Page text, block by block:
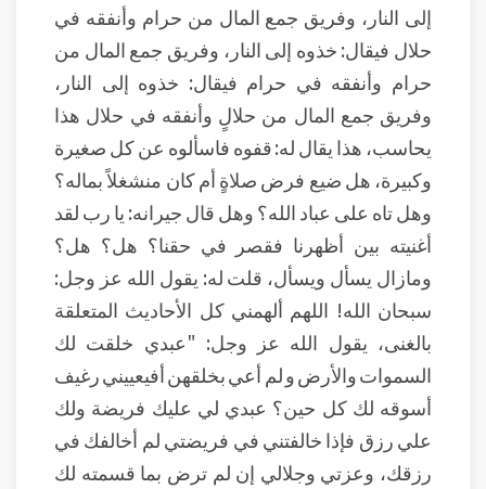
إلى النار، وفريق جمع المال من حرام وأنفقه في
حلال فيقال: خذوه إلى النار، وفريق جمع المال من
حرام وأنفقه في حرام فيقال: خذوه إلى النار،
وفريق جمع المال من حلالٍ وأنفقه في حلال هذا
يحاسب، هذا يقال له: قفوه فاسألوه عن كل صغيرة
وكبيرة، هل ضيع فرض صلاةٍ أم كان منشغلاً بماله؟
وهل تاه على عباد الله؟ وهل قال جيرانه: يا رب لقد
أغنيته بين أظهرنا فقصر في حقنا؟ هل؟ هل؟
ومازال يسأل ويسأل، قلت له: يقول الله عز وجل:
سبحان الله! اللهم ألهمني كل الأحاديث المتعلقة
بالغنى، يقول الله عز وجل: "عبدي خلقت لك
السموات والأرض و لم أعي بخلقهن أفيعييني رغيف
أسوقه لك كل حين؟ عبدي لي عليك فريضة ولك
علي رزق فإذا خالفتني في فريضتي لم أخالفك في
رزقك، وعزتي وجلالي إن لم ترض بما قسمته لك